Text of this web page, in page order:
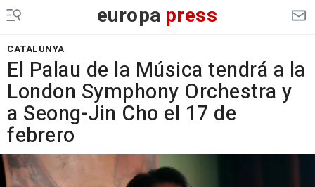
europa press
CATALUNYA
El Palau de la Música tendrá a la
London Symphony Orchestra y
a Seong-Jin Cho el 17 de
febrero